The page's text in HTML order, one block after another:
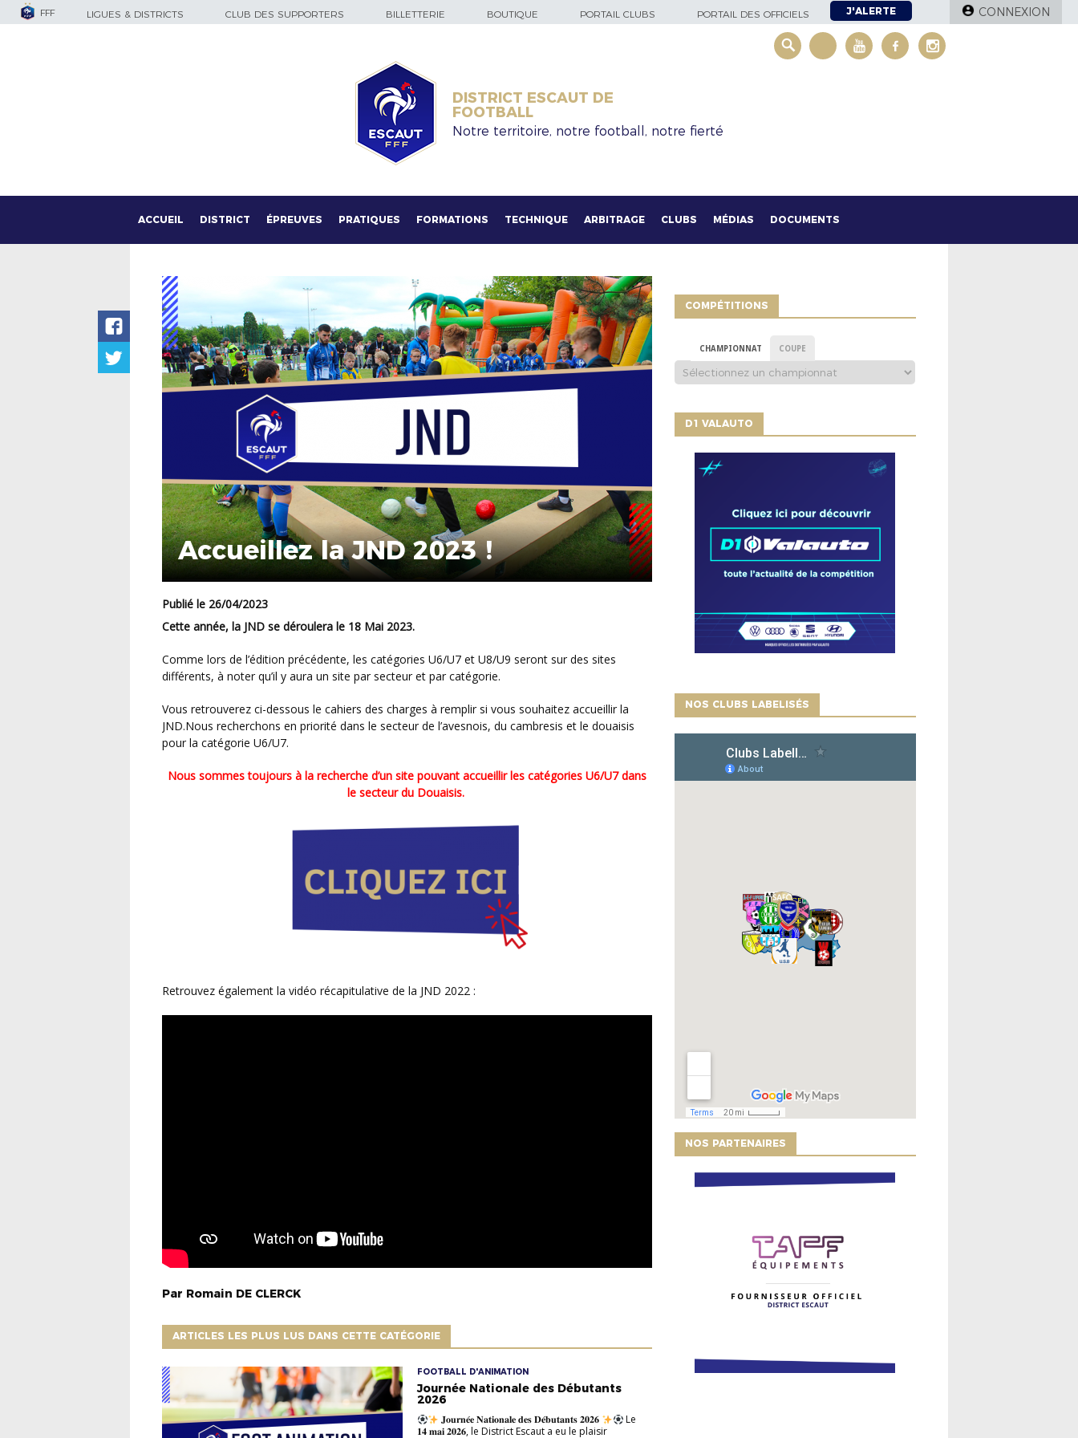
FFF LIGUES & DISTRICTS CLUB DES SUPPORTERS BILLETTERIE BOUTIQUE PORTAIL CLUBS PORTAIL DES OFFICIELS J'ALERTE CONNEXION
DISTRICT ESCAUT DE
FOOTBALL
Notre territoire, notre football, notre fierté
ACCUEIL DISTRICT ÉPREUVES PRATIQUES FORMATIONS TECHNIQUE ARBITRAGE CLUBS MÉDIAS DOCUMENTS
Accueillez la JND 2023 !
Publié le 26/04/2023
Cette année, la JND se déroulera le 18 Mai 2023.
Comme lors de l’édition précédente, les catégories U6/U7 et U8/U9 seront sur des sites
différents, à noter qu’il y aura un site par secteur et par catégorie.
Vous retrouverez ci-dessous le cahiers des charges à remplir si vous souhaitez accueillir la
JND.Nous recherchons en priorité dans le secteur de l’avesnois, du cambresis et le douaisis
pour la catégorie U6/U7.
Nous sommes toujours à la recherche d’un site pouvant accueillir les catégories U6/U7 dans
le secteur du Douaisis.
Retrouvez également la vidéo récapitulative de la JND 2022 :
Par Romain DE CLERCK
ARTICLES LES PLUS LUS DANS CETTE CATÉGORIE
FOOTBALL D'ANIMATION
Journée Nationale des Débutants
2026
𝐉𝐨𝐮𝐫𝐧𝐞́𝐞 𝐍𝐚𝐭𝐢𝐨𝐧𝐚𝐥𝐞 𝐝𝐞𝐬 𝐃𝐞́𝐛𝐮𝐭𝐚𝐧𝐭𝐬 𝟐𝟎𝟐𝟔
Le
𝟏𝟒 𝐦𝐚𝐢 𝟐𝟎𝟐𝟔, le District Escaut a eu le plaisir
COMPÉTITIONS
CHAMPIONNAT COUPE
D1 VALAUTO
NOS CLUBS LABELISÉS
NOS PARTENAIRES